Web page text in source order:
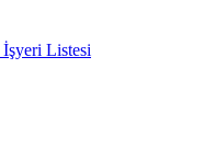
Listesi